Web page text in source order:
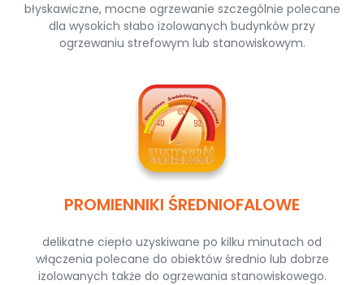
błyskawiczne, mocne ogrzewanie szczególnie polecane
dla wysokich słabo izolowanych budynków przy
ogrzewaniu strefowym lub stanowiskowym.
PROMIENNIKI ŚREDNIOFALOWE
delikatne ciepło uzyskiwane po kilku minutach od
włączenia polecane do obiektów średnio lub dobrze
izolowanych także do ogrzewania stanowiskowego.